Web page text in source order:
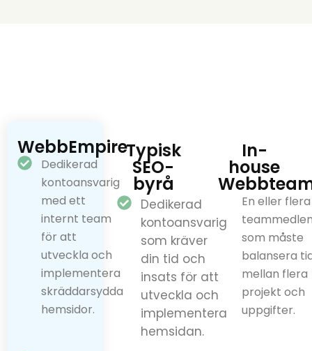
lösning som
passar dig
WebbEmpire
Dedikerad
kontoansvarig
med ett
internt team
för att
utveckla och
implementera
skräddarsydda
hemsidor.
Typisk
SEO-
byrå
Dedikerad
kontoansvarig
som kräver
din tid och
insats för att
utveckla och
implementera
hemsidan.
In-
house
En eller flera
som måste
balansera
mellan flera
projekt och
uppgifter.